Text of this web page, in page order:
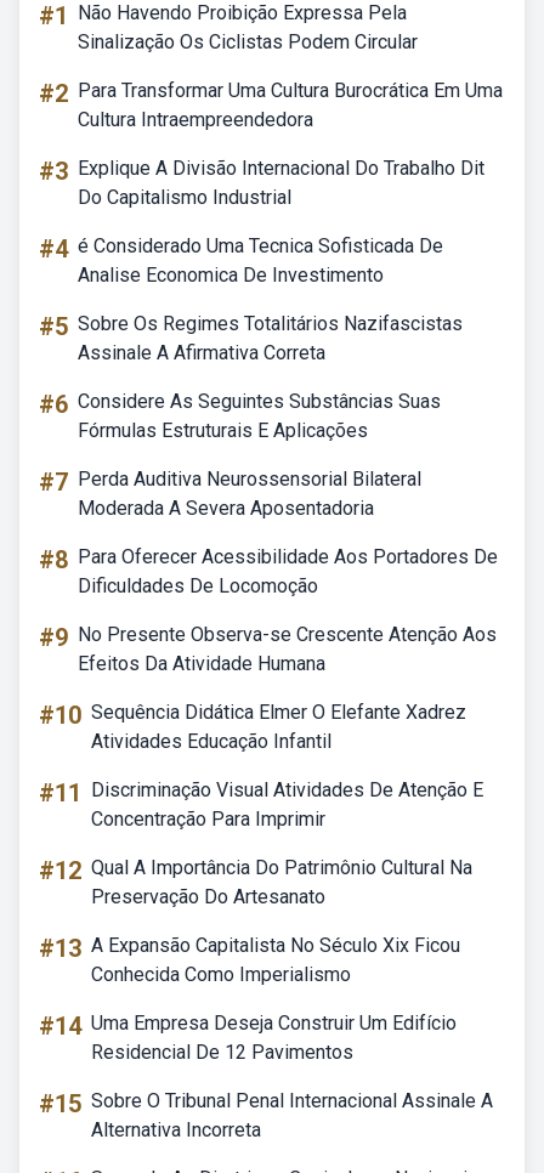
#1
Não Havendo Proibição Expressa Pela
Sinalização Os Ciclistas Podem Circular
#2 Para Transformar Uma Cultura Burocrática Em Uma
Cultura Intraempreendedora
#3 Explique A Divisão Internacional Do Trabalho Dit
Do Capitalismo Industrial
#4 é Considerado Uma Tecnica Sofisticada De
Analise Economica De Investimento
#5 Sobre Os Regimes Totalitários Nazifascistas
Assinale A Afirmativa Correta
#6 Considere As Seguintes Substâncias Suas
Fórmulas Estruturais E Aplicações
#7 Perda Auditiva Neurossensorial Bilateral
Moderada A Severa Aposentadoria
#8 Para Oferecer Acessibilidade Aos Portadores De
Dificuldades De Locomoção
#9 No Presente Observa-se Crescente Atenção Aos
Efeitos Da Atividade Humana
#10 Sequência Didática Elmer O Elefante Xadrez
Atividades Educação Infantil
#11
Discriminação Visual Atividades De Atenção E
Concentração Para Imprimir
#12 Qual A Importância Do Patrimônio Cultural Na
Preservação Do Artesanato
#13 A Expansão Capitalista No Século Xix Ficou
Conhecida Como Imperialismo
#14 Uma Empresa Deseja Construir Um Edifício
Residencial De 12 Pavimentos
#15 Sobre O Tribunal Penal Internacional Assinale A
Alternativa Incorreta